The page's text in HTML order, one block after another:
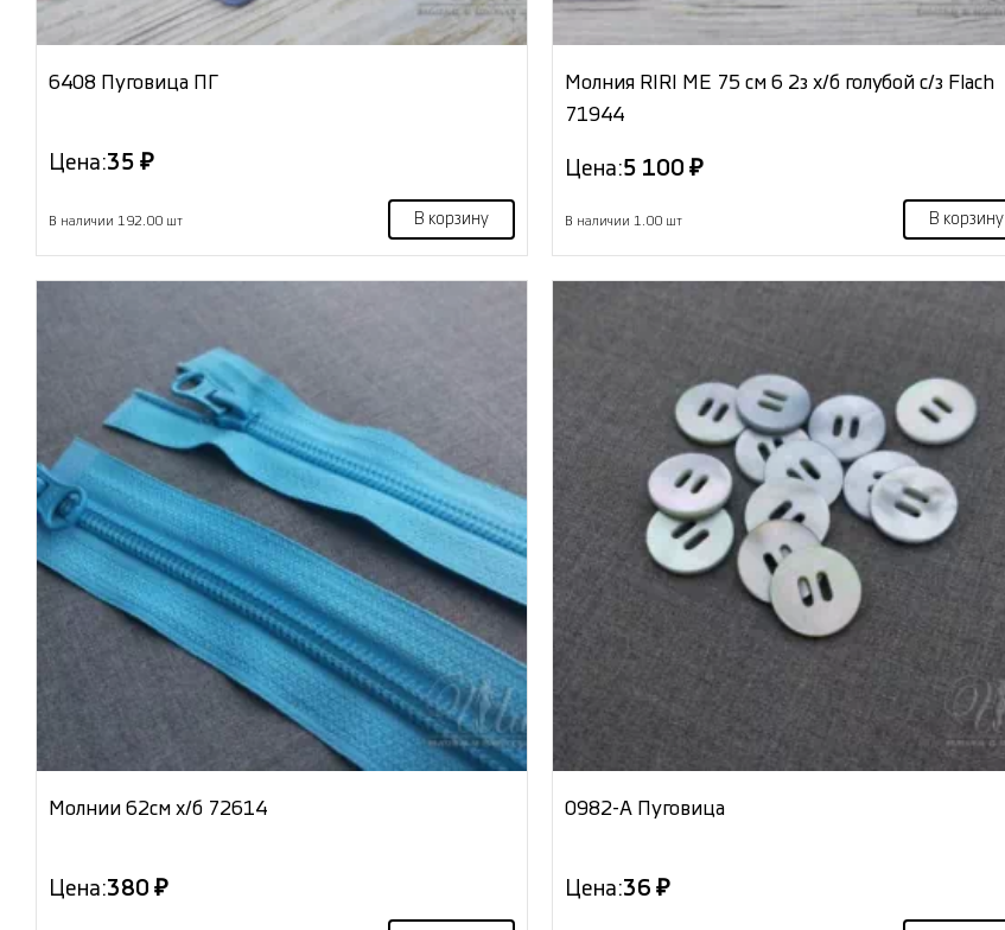
6408 Пуговица ПГ
Цена:35 ₽
В наличии 192.00 шт В корзину
Молния RIRI МЕ 75 см 6 2з х/б голубой с/з Flach
71944
Цена:5 100 ₽
В наличии 1.00 шт В корзину
Молнии 62см х/б 72614
Цена:380 ₽
0982-А Пуговица
Цена:36 ₽